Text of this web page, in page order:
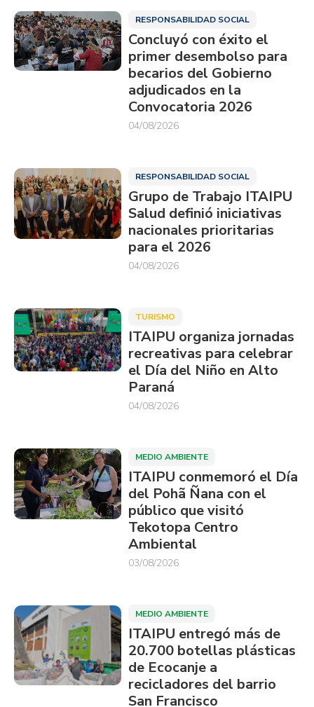
RESPONSABILIDAD SOCIAL
Concluyó con éxito el
primer desembolso para
becarios del Gobierno
adjudicados en la
Convocatoria 2026
04/08/2026
RESPONSABILIDAD SOCIAL
Grupo de Trabajo ITAIPU
Salud definió iniciativas
nacionales prioritarias
para el 2026
04/08/2026
TURISMO
ITAIPU organiza jornadas
recreativas para celebrar
el Día del Niño en Alto
Paraná
04/08/2026
MEDIO AMBIENTE
ITAIPU conmemoró el Día
del Pohã Ñana con el
público que visitó
Tekotopa Centro
Ambiental
03/08/2026
MEDIO AMBIENTE
ITAIPU entregó más de
20.700 botellas plásticas
de Ecocanje a
recicladores del barrio
San Francisco